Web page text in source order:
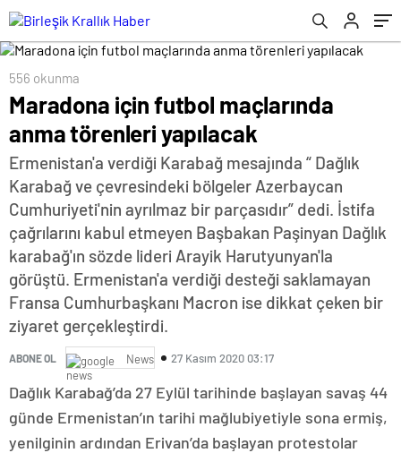
556 okunma
Maradona için futbol maçlarında
anma törenleri yapılacak
Ermenistan'a verdiği Karabağ mesajında “ Dağlık
Karabağ ve çevresindeki bölgeler Azerbaycan
Cumhuriyeti'nin ayrılmaz bir parçasıdır” dedi. İstifa
çağrılarını kabul etmeyen Başbakan Paşinyan Dağlık
karabağ'ın sözde lideri Arayik Harutyunyan'la
görüştü. Ermenistan'a verdiği desteği saklamayan
Fransa Cumhurbaşkanı Macron ise dikkat çeken bir
ziyaret gerçekleştirdi.
ABONE OL News 27 Kasım 2020 03:17
Dağlık Karabağ’da 27 Eylül tarihinde başlayan savaş 44
günde Ermenistan’ın tarihi mağlubiyetiyle sona ermiş,
yenilginin ardından Erivan’da başlayan protestolar